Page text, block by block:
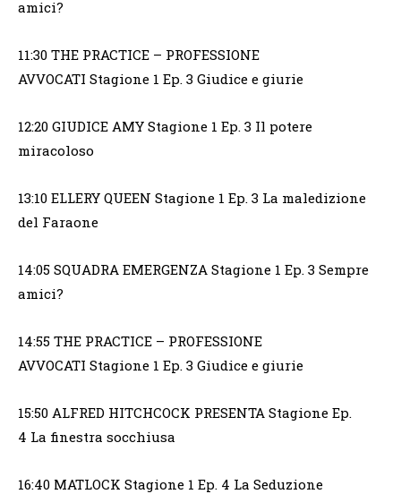
amici?
11:30 THE PRACTICE – PROFESSIONE
AVVOCATI Stagione 1 Ep. 3 Giudice e giurie
12:20 GIUDICE AMY Stagione 1 Ep. 3 Il potere
miracoloso
13:10 ELLERY QUEEN Stagione 1 Ep. 3 La maledizione
del Faraone
14:05 SQUADRA EMERGENZA Stagione 1 Ep. 3 Sempre
amici?
14:55 THE PRACTICE – PROFESSIONE
AVVOCATI Stagione 1 Ep. 3 Giudice e giurie
15:50 ALFRED HITCHCOCK PRESENTA Stagione Ep.
4 La finestra socchiusa
16:40 MATLOCK Stagione 1 Ep. 4 La Seduzione